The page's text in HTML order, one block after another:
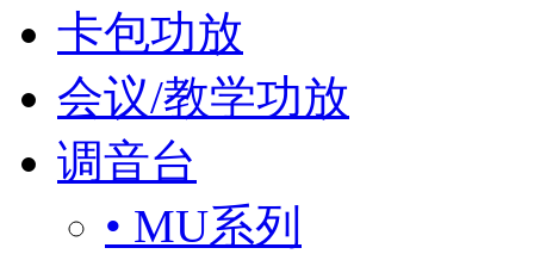
卡包功放
会议/教学功放
调音台
• MU系列